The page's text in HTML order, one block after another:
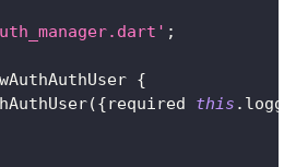
;
{
({required this .